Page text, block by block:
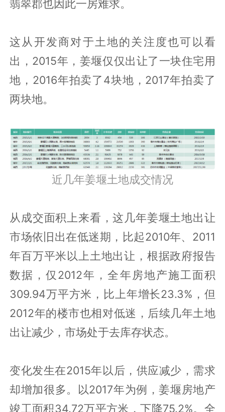
上，只要晚上还有人流，碧桂园接待处就
榄枝，自然是“精装修”和“给你一个五星级
的家”的诱惑，“大牌精装”对于闭塞的姜堰
而言，无疑很有吸引力，加上品牌开发商
的品牌号召力，房价破万似乎有了支撑，
这从开发商对于土地的关注度也可以看
出，2015年，姜堰仅仅出让了一块住宅用
两块地。
近几年姜堰土地成交情况
从成交面积上来看，这几年姜堰土地出让
年百万平米以上土地出让，根据政府报告
数据，仅2012年，全年房地产施工面积